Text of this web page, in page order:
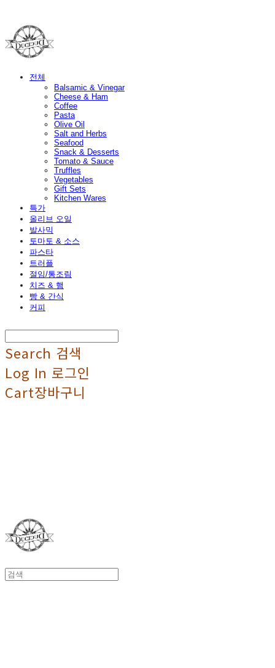
전체
Balsamic & Vinegar
Cheese & Ham
Coffee
Pasta
Olive Oil
Salt and Herbs
Seafood
Snack & Desserts
Tomato & Sauce
Truffles
Vegetables
Gift Sets
Kitchen Wares
특가
올리브 오일
발사믹
토마토 & 소스
파스타
트러플
절임/통조림
치즈 & 햄
빵 & 간식
커피
Search 검색
Log In 로그인
Cart장바구니